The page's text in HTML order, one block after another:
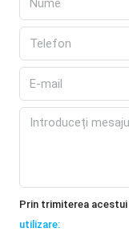
Prin trimiterea
utilizare: